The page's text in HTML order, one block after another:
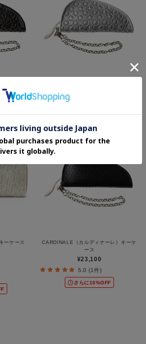
ーケース
CARDINALE（カルディナーレ）キーケ
ース
¥23,100
5.0 (1件)
さらに10%OFF